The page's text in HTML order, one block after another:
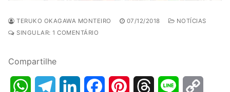
TERUKO OKAGAWA MONTEIRO 07/12/2018
NOTÍCIAS
SINGULAR: 1 COMENTÁRIO
Compartilhe
WhatsAppTelegramLinkedInFacebookPinterestThreads Line